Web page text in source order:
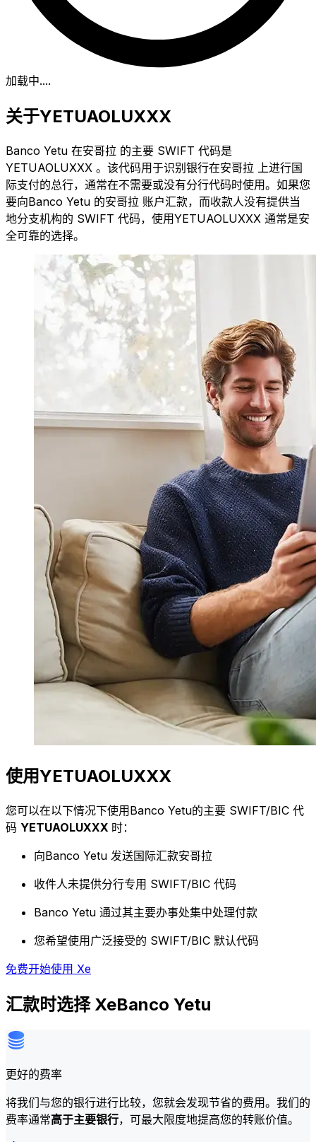
加载中....
关于YETUAOLUXXX
Banco Yetu 在安哥拉 的主要 SWIFT 代码是
YETUAOLUXXX 。该代码用于识别银行在安哥拉 上进行国
际支付的总行，通常在不需要或没有分行代码时使用。如果您
要向Banco Yetu 的安哥拉 账户汇款，而收款人没有提供当
地分支机构的 SWIFT 代码，使用YETUAOLUXXX 通常是安
全可靠的选择。
使用YETUAOLUXXX
您可以在以下情况下使用Banco Yetu的主要 SWIFT/BIC 代
码 YETUAOLUXXX 时：
向Banco Yetu 发送国际汇款安哥拉
收件人未提供分行专用 SWIFT/BIC 代码
Banco Yetu 通过其主要办事处集中处理付款
您希望使用广泛接受的 SWIFT/BIC 默认代码
免费开始使用 Xe
汇款时选择 XeBanco Yetu
更好的费率
将我们与您的银行进行比较，您就会发现节省的费用。我们的
费率通常高于主要银行，可最大限度地提高您的转账价值。